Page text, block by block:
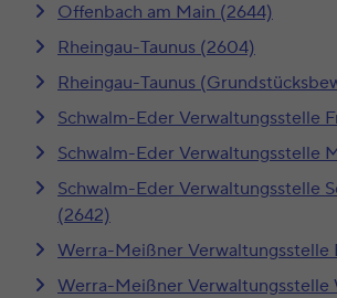
Offenbach am Main (2644)
Rheingau-Taunus (2604)
Rheingau-Taunus
Schwalm-Eder Verwaltungsstelle
Schwalm-Eder Verwaltungsstelle
Schwalm-Eder Verwaltungsstelle
(2642)
Werra-Meißner Verwaltungsstelle
Werra-Meißner Verwaltungsstelle